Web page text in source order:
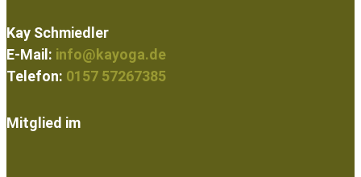
Kay Schmiedler
E-Mail: info@kayoga.de
Telefon: 0157 57267385
Mitglied im